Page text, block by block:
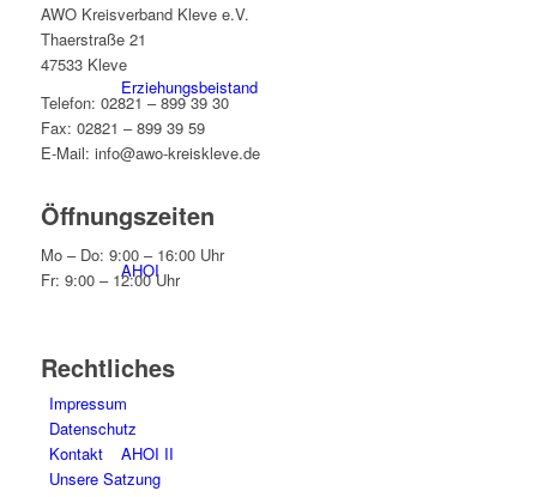
Erziehungsbeistand
AHOI
AHOI II
AWO Kreisverband Kleve e.V.
Thaerstraße 21
47533 Kleve
Telefon: 02821 – 899 39 30
Fax: 02821 – 899 39 59
E-Mail: info@awo-kreiskleve.de
Öffnungszeiten
Mo – Do: 9:00 – 16:00 Uhr
Fr: 9:00 – 12:00 Uhr
Rechtliches
Impressum
Datenschutz
Kontakt
Unsere Satzung